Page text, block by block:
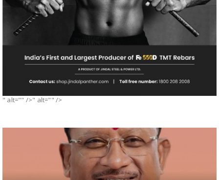
" alt="" />" alt="" />